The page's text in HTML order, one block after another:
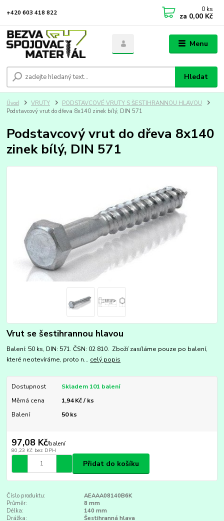
Menu
Hledat
+420 603 418 822 0 ks
za 0,00 Kč
Úvod VRUTY
PODSTAVCOVÉ VRUTY S ŠESTIHRANNOU HLAVOU
Podstavcový vrut do dřeva 8x140 zinek bílý, DIN 571
Podstavcový vrut do dřeva 8x140
zinek bílý, DIN 571
Vrut se šestihrannou hlavou
Balení: 50 ks, DIN: 571. ČSN: 02 810. Zboží zasíláme pouze po balení,
které neotevíráme, proto n... celý popis
Dostupnost
Skladem 101 balení
Měrná cena
1,94 Kč / ks
Balení
50 ks
97,08 Kč/balení
80,23 Kč bez DPH
Přidat do košíku
Číslo produktu:
AEAAA08140B6K
Průměr:
8 mm
Délka:
140 mm
Drážka:
Šestihranná hlava